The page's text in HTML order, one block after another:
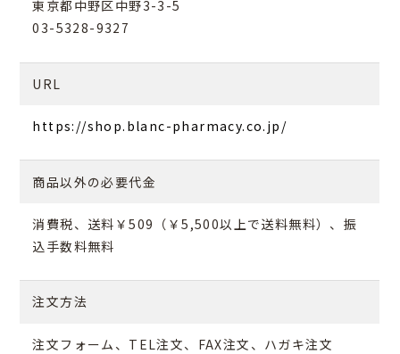
東京都中野区中野3-3-5
03-5328-9327
URL
https://shop.blanc-pharmacy.co.jp/
商品以外の必要代金
消費税、送料￥509（￥5,500以上で送料無料）、振
込手数料無料
注文方法
注文フォーム、TEL注文、FAX注文、ハガキ注文